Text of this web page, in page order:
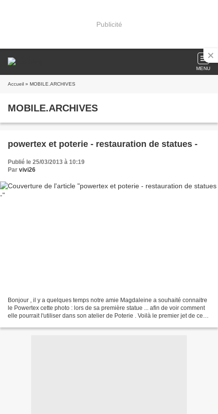
Publicité
MENU
Accueil » MOBILE.ARCHIVES
MOBILE.ARCHIVES
powertex et poterie - restauration de statues -
Publié le 25/03/2013 à 10:19
Par vivi26
Bonjour , il y a quelques temps notre amie Magdaleine a souhaité connaitre
le Powertex cette photo : lors de sa première statue ... afin de voir comment
elle pourrait l'utiliser dans son atelier de Poterie . Voilà le premier jet de ce